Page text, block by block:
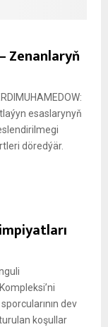
Zenanlaryň
esaslarynyň
döredýär.
dev
koşullar